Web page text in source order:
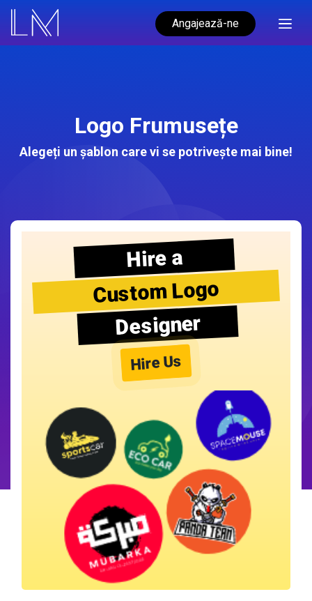
Angajează-ne
Logo Frumusețe
Alegeți un șablon care vi se potrivește mai bine!
Hire a
Custom Logo
Designer
Hire Us